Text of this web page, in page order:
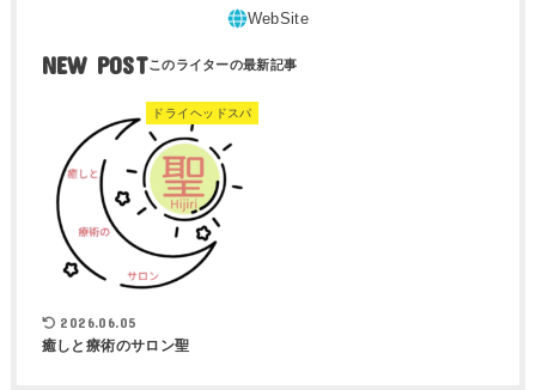
NEW POST
ドライヘッドスパ
2026.06.05
癒しと療術のサロン聖